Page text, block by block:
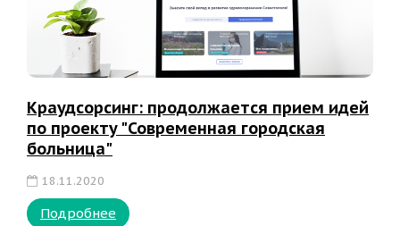
Краудсорсинг: продолжается прием идей
по проекту "Современная городская
больница"
18.11.2020
Подробнее